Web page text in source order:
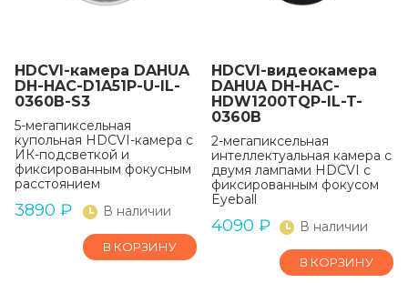
HDCVI-камера DAHUA
DH-HAC-D1A51P-U-IL-
0360B-S3
5-мегапиксельная
купольная HDCVI-камера с
ИК-подсветкой и
фиксированным фокусным
расстоянием
3890 ₽ В наличии
В КОРЗИНУ
HDCVI-видеокамера
DAHUA DH-HAC-
HDW1200TQP-IL-T-
0360B
2-мегапиксельная
интеллектуальная камера с
двумя лампами HDCVI с
фиксированным фокусом
Eyeball
4090 ₽ В наличии
В КОРЗИНУ